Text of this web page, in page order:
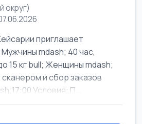
округ)
приглашает
mdash; 40 час,
15 кг bull; Женщины mdash;
и сбор заказов
Условия: П...